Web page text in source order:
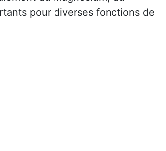
pour diverses fonctions de